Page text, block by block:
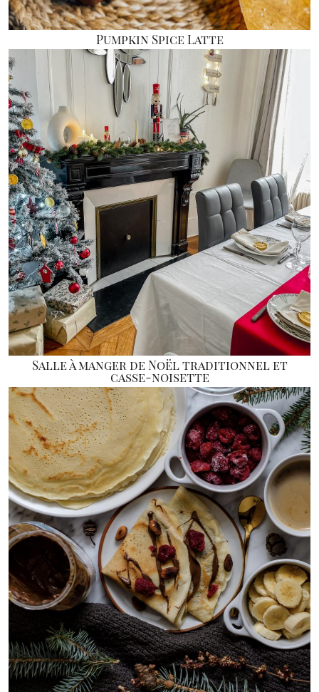
Pumpkin Spice Latte
Salle à manger de Noël traditionnel et
casse-noisette